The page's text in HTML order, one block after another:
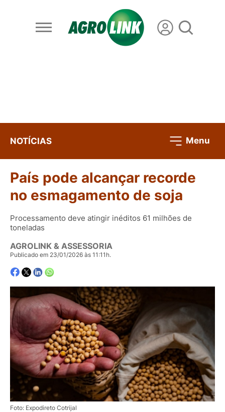
NOTÍCIAS Menu
País pode alcançar recorde
no esmagamento de soja
Processamento deve atingir inéditos 61 milhões de
toneladas
AGROLINK & ASSESSORIA
Publicado em 23/01/2026 às 11:11h.
Foto: Expodireto Cotrijal